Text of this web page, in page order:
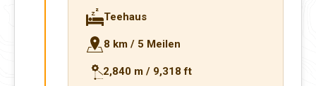
Teehaus
8 km / 5 Meilen
2,840 m / 9,318 ft